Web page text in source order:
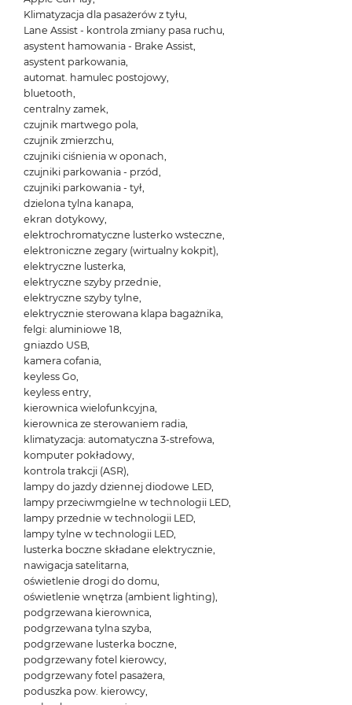
Klimatyzacja dla pasażerów z tyłu,
Lane Assist - kontrola zmiany pasa ruchu,
asystent hamowania - Brake Assist,
asystent parkowania,
automat. hamulec postojowy,
bluetooth,
centralny zamek,
czujnik martwego pola,
czujnik zmierzchu,
czujniki ciśnienia w oponach,
czujniki parkowania - przód,
czujniki parkowania - tył,
dzielona tylna kanapa,
ekran dotykowy,
elektrochromatyczne lusterko wsteczne,
elektroniczne zegary (wirtualny kokpit),
elektryczne lusterka,
elektryczne szyby przednie,
elektryczne szyby tylne,
elektrycznie sterowana klapa bagażnika,
felgi: aluminiowe 18,
gniazdo USB,
kamera cofania,
keyless Go,
keyless entry,
kierownica wielofunkcyjna,
kierownica ze sterowaniem radia,
klimatyzacja: automatyczna 3-strefowa,
komputer pokładowy,
kontrola trakcji (ASR),
lampy do jazdy dziennej diodowe LED,
lampy przeciwmgielne w technologii LED,
lampy przednie w technologii LED,
lampy tylne w technologii LED,
lusterka boczne składane elektrycznie,
nawigacja satelitarna,
oświetlenie drogi do domu,
oświetlenie wnętrza (ambient lighting),
podgrzewana kierownica,
podgrzewana tylna szyba,
podgrzewane lusterka boczne,
podgrzewany fotel kierowcy,
podgrzewany fotel pasażera,
poduszka pow. kierowcy,